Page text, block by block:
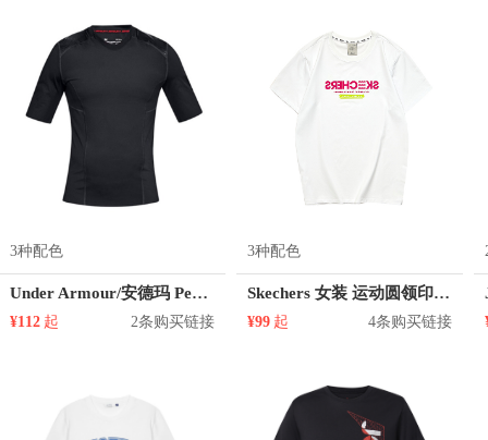
3种配色
Under Armour/安德玛 Perpetual 亲肤训练透气短袖紧身衣 1320980
¥112 起 2条购买链接
3种配色
Skechers 女装 运动圆领印花短袖T恤 L221U061
¥99 起 4条购买链接